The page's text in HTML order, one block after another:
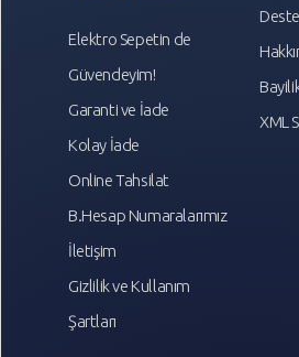
Elektro Sepetin de
Güvendeyim!
Garanti ve İade
Kolay İade
Online Tahsilat
B.Hesap Numaralarımız
İletişim
Gizlilik ve Kullanım
Şartları
XML